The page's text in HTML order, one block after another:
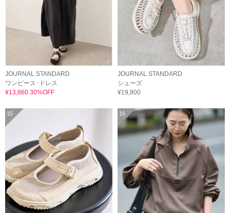
JOURNAL STANDARD
ワンピース･ドレス
¥13,860 30%OFF
JOURNAL STANDARD
シューズ
¥19,800
15 16